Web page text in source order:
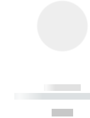
------------
----------- -----------